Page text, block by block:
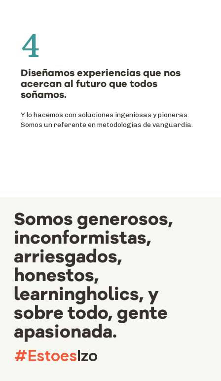
4
Diseñamos experiencias que nos
acercan al futuro que todos
soñamos.
Y lo hacemos con soluciones ingeniosas y pioneras.
Somos un referente en metodologías de vanguardia.
Somos generosos,
inconformistas,
arriesgados,
honestos,
learningholics, y
sobre todo, gente
apasionada.
#EstoesIzo